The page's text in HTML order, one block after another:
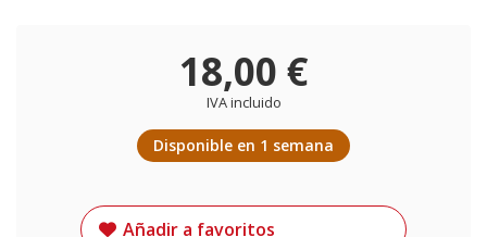
18,00 €
IVA incluido
Disponible en 1 semana
Añadir a favoritos